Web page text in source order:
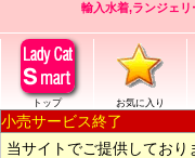
輸入水着,ランジェ
トップ お気に入り
小売サービス終了
当サイトでご提供してお